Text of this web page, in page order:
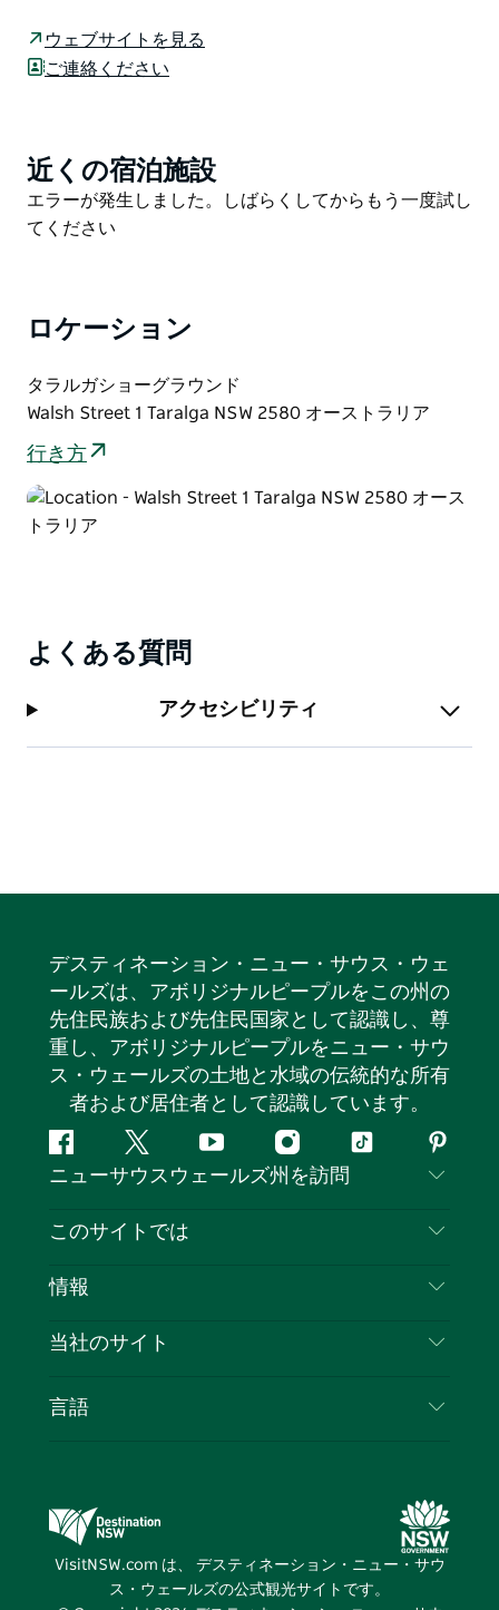
す。
（CWA）のティールームがあり、飲食エリアではスイ
ーツやドリンクをご用意しております。
出展者は会場にご宿泊いただけます。電源のない無料キ
ご提供いたします。
しの雰囲気に包まれます。金曜日の夜には、出展者の皆
様と交流できる「ミート＆グリート・ソーセージ・シズ
ル」を開催いたします。
さらに、金曜日にはトラクター・トレッキングが予定さ
れており、歴史的な機械が実際に動いている様子を見学
この記念すべきイベントは、ヴィンテージ機械、地域の
集まり、そして農村の伝統を愛する方々にとって必見で
ウェブサイトを見る
ご連絡ください
Product
List
近くの宿泊施設
Product
List
エラーが発生しました。しばらくしてからもう一度試し
てください
ロケーション
タラルガショーグラウンド
Walsh Street 1 Taralga NSW 2580 オーストラリア
行き方
よくある質問
アクセシビリティ
デスティネーション・ニュー・サウス・ウェ
ールズは、アボリジナルピープルをこの州の
先住民族および先住民国家として認識し、尊
重し、アボリジナルピープルをニュー・サウ
ス・ウェールズの土地と水域の伝統的な所有
者および居住者として認識しています。
フ
ェ
ス
ッ
ツ
イ
タ
ユ
ー
イ
ン
テ
ピ
ン
レ
ト
ニューサウスウェールズ州を訪問
お問い合わせ
クッキーに関する通知
このサイトでは
目的地
イベント
情報
旅行情報
NSWでのビジネス
当社のサイト
デスティネーション・ニュー・サウス・ウェール
ズメディアセンター
言語
VisitNSW.com は、 デスティネーション・ニュー・サウ
ス・ウェールズの公式観光サイトです。